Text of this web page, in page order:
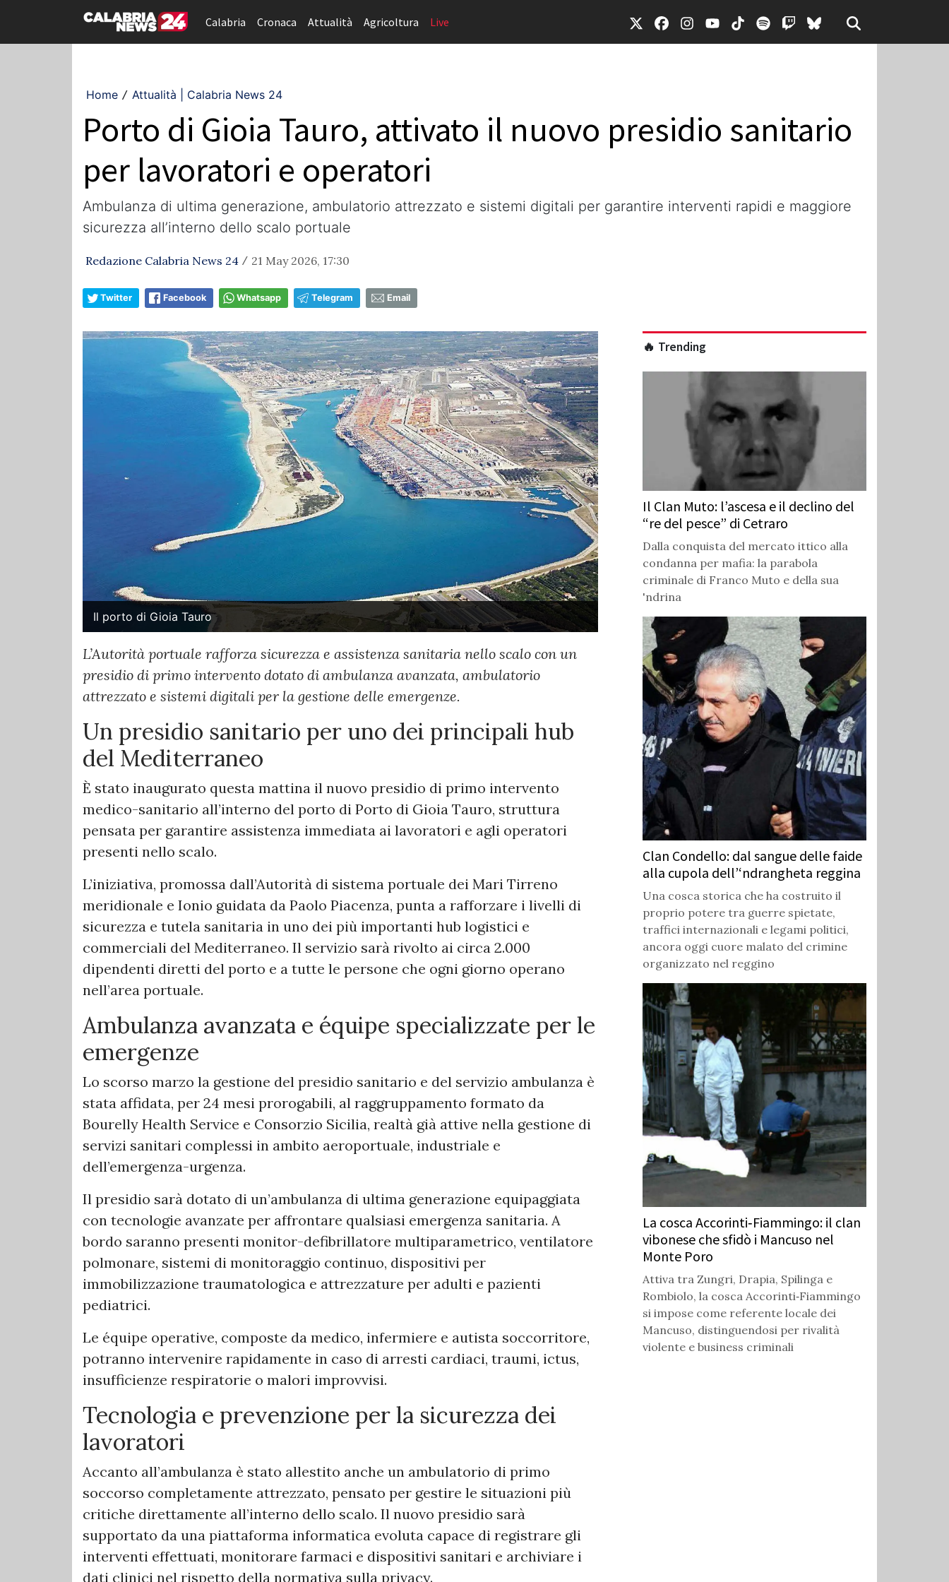
Calabria Cronaca Attualità Agricoltura Live
Home / Attualità | Calabria News 24
Porto di Gioia Tauro, attivato il nuovo presidio sanitario
per lavoratori e operatori
Ambulanza di ultima generazione, ambulatorio attrezzato e sistemi digitali per garantire interventi rapidi e maggiore
sicurezza all’interno dello scalo portuale
Redazione Calabria News 24 / 21 May 2026, 17:30
Twitter Facebook Whatsapp Telegram Email
Il porto di Gioia Tauro
L’Autorità portuale rafforza sicurezza e assistenza sanitaria nello scalo con un
presidio di primo intervento dotato di ambulanza avanzata, ambulatorio
attrezzato e sistemi digitali per la gestione delle emergenze.
Un presidio sanitario per uno dei principali hub
del Mediterraneo
È stato inaugurato questa mattina il nuovo presidio di primo intervento
medico-sanitario all’interno del porto di Porto di Gioia Tauro, struttura
pensata per garantire assistenza immediata ai lavoratori e agli operatori
presenti nello scalo.
L’iniziativa, promossa dall’Autorità di sistema portuale dei Mari Tirreno
meridionale e Ionio guidata da Paolo Piacenza, punta a rafforzare i livelli di
sicurezza e tutela sanitaria in uno dei più importanti hub logistici e
commerciali del Mediterraneo. Il servizio sarà rivolto ai circa 2.000
dipendenti diretti del porto e a tutte le persone che ogni giorno operano
nell’area portuale.
Ambulanza avanzata e équipe specializzate per le
emergenze
Lo scorso marzo la gestione del presidio sanitario e del servizio ambulanza è
stata affidata, per 24 mesi prorogabili, al raggruppamento formato da
Bourelly Health Service e Consorzio Sicilia, realtà già attive nella gestione di
servizi sanitari complessi in ambito aeroportuale, industriale e
dell’emergenza-urgenza.
Il presidio sarà dotato di un’ambulanza di ultima generazione equipaggiata
con tecnologie avanzate per affrontare qualsiasi emergenza sanitaria. A
bordo saranno presenti monitor-defibrillatore multiparametrico, ventilatore
polmonare, sistemi di monitoraggio continuo, dispositivi per
immobilizzazione traumatologica e attrezzature per adulti e pazienti
pediatrici.
Le équipe operative, composte da medico, infermiere e autista soccorritore,
potranno intervenire rapidamente in caso di arresti cardiaci, traumi, ictus,
insufficienze respiratorie o malori improvvisi.
Tecnologia e prevenzione per la sicurezza dei
lavoratori
Accanto all’ambulanza è stato allestito anche un ambulatorio di primo
soccorso completamente attrezzato, pensato per gestire le situazioni più
critiche direttamente all’interno dello scalo. Il nuovo presidio sarà
supportato da una piattaforma informatica evoluta capace di registrare gli
interventi effettuati, monitorare farmaci e dispositivi sanitari e archiviare i
dati clinici nel rispetto della normativa sulla privacy.
🔥 Trending
Il Clan Muto: l’ascesa e il declino del
“re del pesce” di Cetraro
Dalla conquista del mercato ittico alla
condanna per mafia: la parabola
criminale di Franco Muto e della sua
'ndrina
Clan Condello: dal sangue delle faide
alla cupola dell’‘ndrangheta reggina
Una cosca storica che ha costruito il
proprio potere tra guerre spietate,
traffici internazionali e legami politici,
ancora oggi cuore malato del crimine
organizzato nel reggino
La cosca Accorinti‑Fiammingo: il clan
vibonese che sfidò i Mancuso nel
Monte Poro
Attiva tra Zungri, Drapia, Spilinga e
Rombiolo, la cosca Accorinti‑Fiammingo
si impose come referente locale dei
Mancuso, distinguendosi per rivalità
violente e business criminali